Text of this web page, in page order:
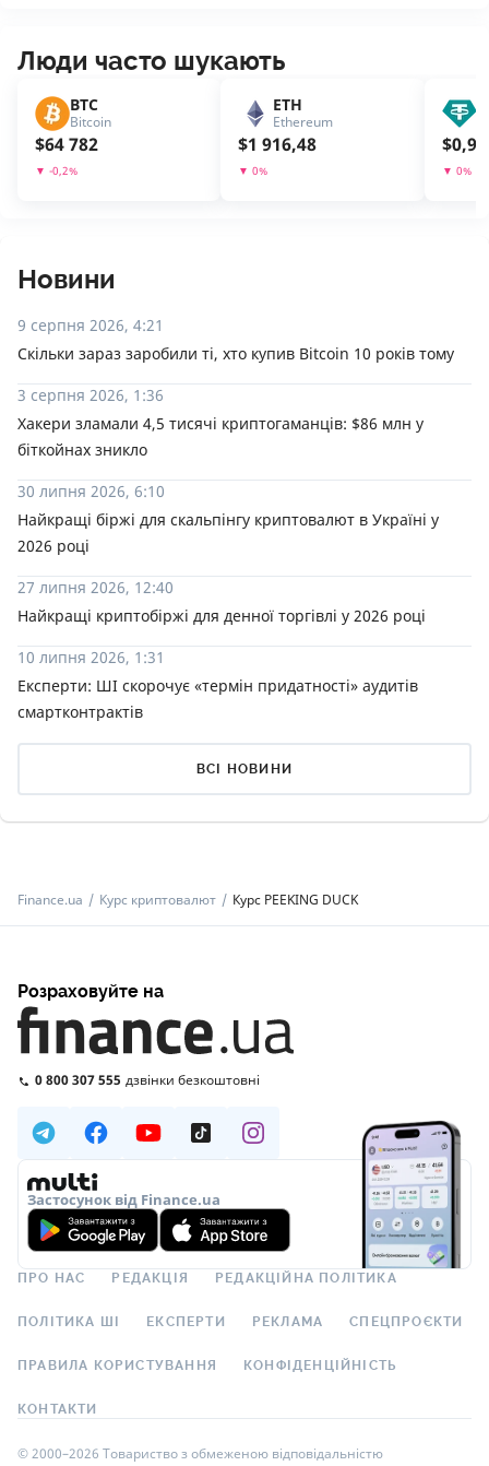
Люди часто шукають
BTC
Bitcoin
$64 782
▼ -0,2%
ETH
Ethereum
$1 916,48
▼ 0%
$
▼ 0%
Новини
9 серпня 2026, 4:21
Скільки зараз заробили ті, хто купив Bitcoin 10 років тому
3 серпня 2026, 1:36
Хакери зламали 4,5 тисячі криптогаманців: $86 млн у
біткойнах зникло
30 липня 2026, 6:10
Найкращі біржі для скальпінгу криптовалют в Україні у
2026 році
27 липня 2026, 12:40
Найкращі криптобіржі для денної торгівлі у 2026 році
10 липня 2026, 1:31
Експерти: ШІ скорочує «термін придатності» аудитів
смартконтрактів
ВСІ НОВИНИ
Finance.ua Курс криптовалют Курс PEEKING DUCK
Розраховуйте на
0 800 307 555 дзвінки безкоштовні
Застосунок від Finance.ua
ПРО НАС РЕДАКЦІЯ РЕДАКЦІЙНА ПОЛІТИКА
ПОЛІТИКА ШІ ЕКСПЕРТИ РЕКЛАМА СПЕЦПРОЄКТИ
ПРАВИЛА КОРИСТУВАННЯ КОНФІДЕНЦІЙНІСТЬ
КОНТАКТИ
© 2000–2026 Товариство з обмеженою відповідальністю